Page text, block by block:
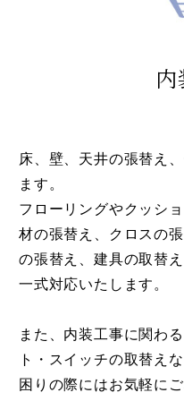
床、壁、天井の張替え
ます。
フローリングやクッシ
材の張替え、クロスの
の張替え、建具の取替
一式対応いたします。
また、内装工事に関わ
ト・スイッチの取替え
困りの際にはお気軽に